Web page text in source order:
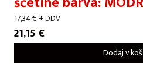
17,34€+ DDV
21,15 €
Dodaj v